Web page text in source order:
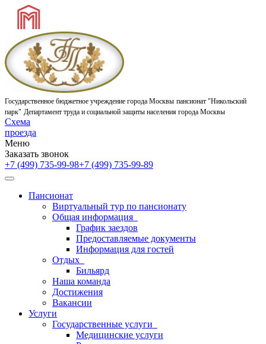
Государственное бюджетное учреждение города Москвы пансионат "Никольский
парк" Департамент труда и социальной защиты населения города Москвы
Схема
проезда
Меню
Заказать звонок
+7 (499) 735-99-98+7 (499) 735-99-89
Пансионат
Виртуальный тур по пансионату
Общая информация
График заездов
Предоставляемые документы
Информация для гостей
Отдых
Бильярд
Наша команда
Достижения
Вакансии
Услуги
Государственные услуги
Медицинские услуги